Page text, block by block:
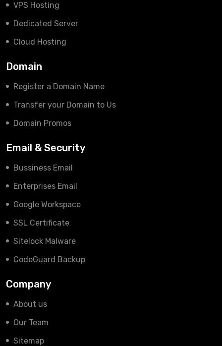
VPS Hosting
Dedicated Server
Cloud Hosting
Domain
Register a Domain Name
Transfer your Domain to Us
Domain Promos
Email & Security
Bussiness Email
Enterprises Email
Google Workspace
SSL Certificate
Sitelock Malware
CodeGuard Backup
Company
About us
Our Team
Sitemap